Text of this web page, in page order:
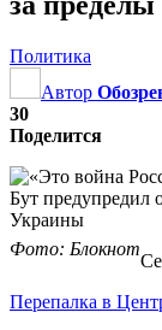
Политика
Автор
30
Поделится
Фото: Блокнот
Перепалка в